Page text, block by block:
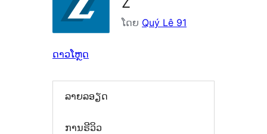
ໂດຍ Quý Lê 91
ດາວໂຫຼດ
ລາຍລອຽດ
ການຣີວິວ